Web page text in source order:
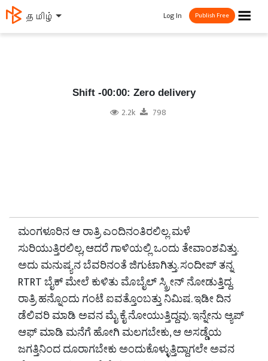
தமிழ் ☰
Log In Publish Free
Shift -00:00: Zero delivery
2.2k 798
ಮಂಗಳೂರಿನ ಆ ರಾತ್ರಿ ಎಂದಿನಂತಿರಲಿಲ್ಲ. ಮಳೆ
ಸುರಿಯುತ್ತಿರಲಿಲ್ಲ, ಆದರೆ ಗಾಳಿಯಲ್ಲಿ ಒಂದು ತೇವಾಂಶವಿತ್ತು.
ಅದು ಮನುಷ್ಯನ ಬೆವರಿನಂತೆ ಜಿಗುಟಾಗಿತ್ತು. ಸಂದೀಪ್ ತನ್ನ
RTRT ಬೈಕ್ ಮೇಲೆ ಕುಳಿತು ಮೊಬೈಲ್ ಸ್ಕ್ರೀನ್ ನೋಡುತ್ತಿದ್ದ.
ರಾತ್ರಿ ಹನ್ನೊಂದು ಗಂಟೆ ಐವತ್ತೊಂಬತ್ತು ನಿಮಿಷ. ಇಡೀ ದಿನ
ಡೆಲಿವರಿ ಮಾಡಿ ಅವನ ಮೈ ಕೈ ನೋಯುತ್ತಿದ್ದವು. ಇನ್ನೇನು ಆ್ಯಪ್
ಆಫ್ ಮಾಡಿ ಮನೆಗೆ ಹೋಗಿ ಮಲಗಬೇಕು, ಆ ಅಸಡ್ಡೆಯ
ಜಗತ್ತಿನಿಂದ ದೂರಾಗಬೇಕು ಅಂದುಕೊಳ್ಳುತ್ತಿದ್ದಾಗಲೇ ಅವನ